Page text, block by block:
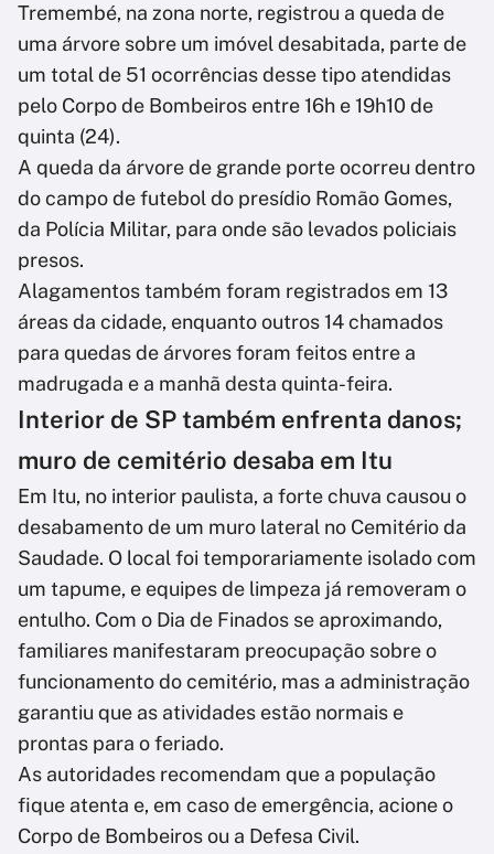
Tremembé, na zona norte, registrou a queda de
uma árvore sobre um imóvel desabitada, parte de
um total de 51 ocorrências desse tipo atendidas
pelo Corpo de Bombeiros entre 16h e 19h10 de
quinta (24).
A queda da árvore de grande porte ocorreu dentro
do campo de futebol do presídio Romão Gomes,
da Polícia Militar, para onde são levados policiais
presos.
Alagamentos também foram registrados em 13
áreas da cidade, enquanto outros 14 chamados
para quedas de árvores foram feitos entre a
madrugada e a manhã desta quinta-feira.
Interior de SP também enfrenta danos;
muro de cemitério desaba em Itu
Em Itu, no interior paulista, a forte chuva causou o
desabamento de um muro lateral no Cemitério da
Saudade. O local foi temporariamente isolado com
um tapume, e equipes de limpeza já removeram o
entulho. Com o Dia de Finados se aproximando,
familiares manifestaram preocupação sobre o
funcionamento do cemitério, mas a administração
garantiu que as atividades estão normais e
prontas para o feriado.
As autoridades recomendam que a população
fique atenta e, em caso de emergência, acione o
Corpo de Bombeiros ou a Defesa Civil.